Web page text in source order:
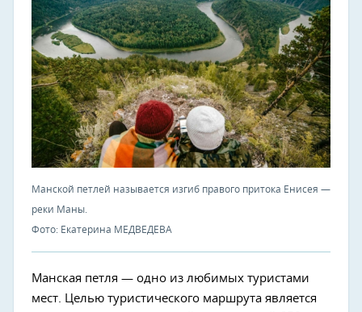
Манской петлей называется изгиб правого притока Енисея —
реки Маны.
Фото: Екатерина МЕДВЕДЕВА
Манская петля — одно из любимых туристами
мест. Целью туристического маршрута является